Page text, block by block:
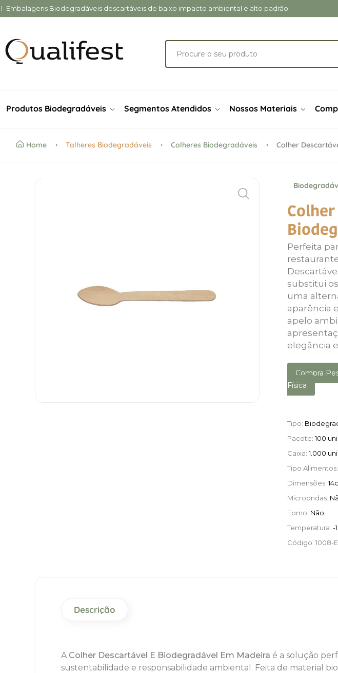
Embalagens Biodegradáveis descartáveis de baixo impacto ambiental e alto padrão.
Produtos Biodegradáveis Segmentos Atendidos Nossos Materiais
Home Talheres Biodegradáveis Colheres Biodegradáveis Colher
Colher
Perfeita
substitui
uma
aparência
apelo
elegância
Compra
Física
Tipo:
Pacote:100
Caixa:1.000
Tipo Alimentos:
Dimensões:
Microondas:
Forno: Não
Temperatura: -
Código: 1008-
Descrição
A Colher Descartável E Biodegradável Em Madeira é a solução
sustentabilidade e responsabilidade ambiental. Feita de material